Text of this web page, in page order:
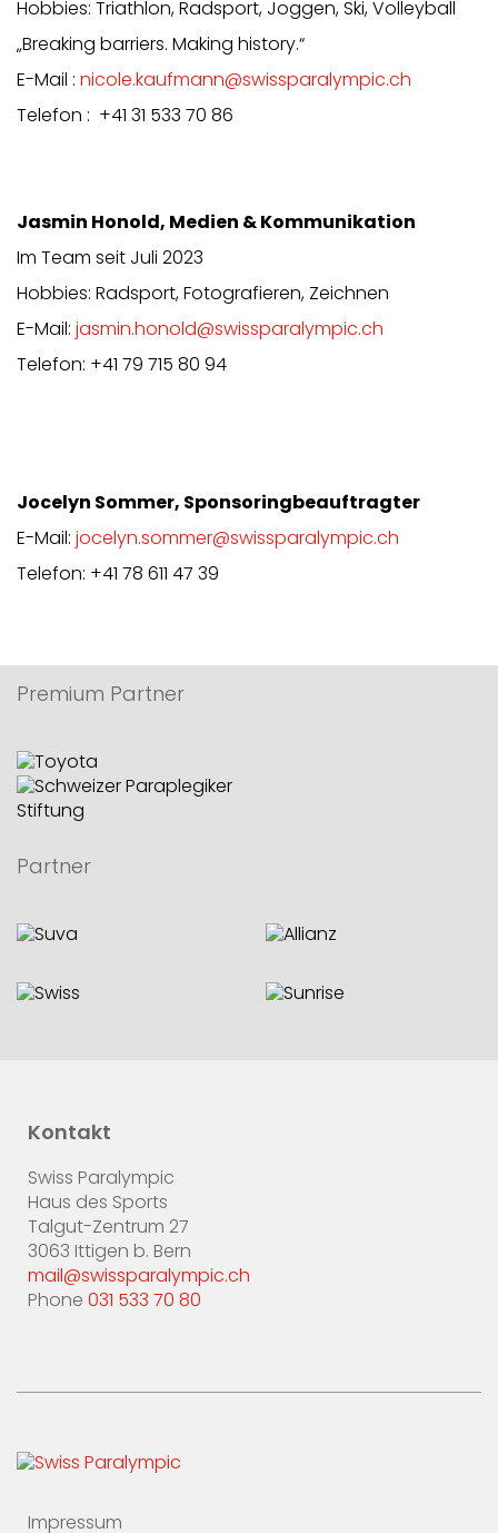
Hobbies: Triathlon, Radsport, Joggen, Ski, Volleyball
„Breaking barriers. Making history.“
E-Mail : nicole.kaufmann@swissparalympic.ch
Telefon : +41 31 533 70 86
Jasmin Honold , Medien & Kommunikation
Im Team seit Juli 2023
Hobbies: Radsport, Fotografieren, Zeichnen
E-Mail: jasmin.honold@swissparalympic.ch
Telefon: +41 79 715 80 94
Jocelyn Sommer, Sponsoringbeauftragter
E-Mail: jocelyn.sommer@swissparalympic.ch
Telefon: +41 78 611 47 39
Premium Partner
Partner
Kontakt
Swiss Paralympic
Haus des Sports
Talgut-Zentrum 27
3063 Ittigen b. Bern
mail@swissparalympic.ch
Phone 031 533 70 80
Impressum